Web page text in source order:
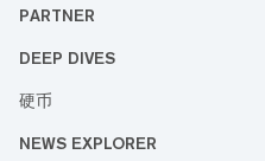
PARTNER
DEEP DIVES
硬币
NEWS EXPLORER